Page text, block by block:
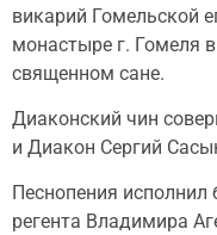
викарий Гомельской
монастыре г. Гомеля
священном сане.
Диаконский чин
и Диакон Сергий
Песнопения
регента Владимира